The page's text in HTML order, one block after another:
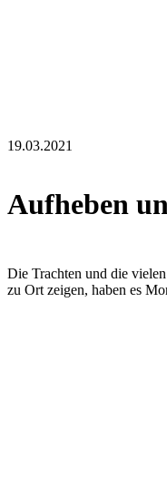
19.03.2021
Aufheben
Die Trachten und die
zu Ort zeigen, haben es